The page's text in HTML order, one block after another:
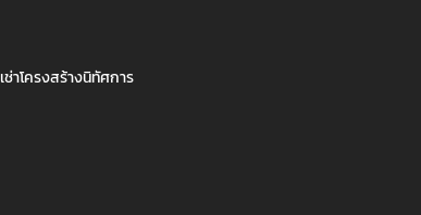
เช่าโครงสร้างนิทัศการ